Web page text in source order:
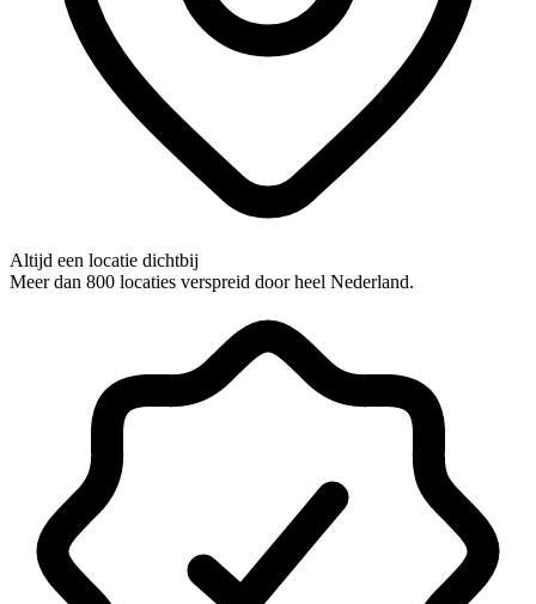
Altijd een locatie dichtbij
Meer dan 800 locaties verspreid door heel Nederland.